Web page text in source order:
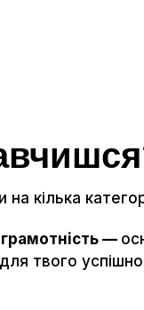
кілька
—
твого